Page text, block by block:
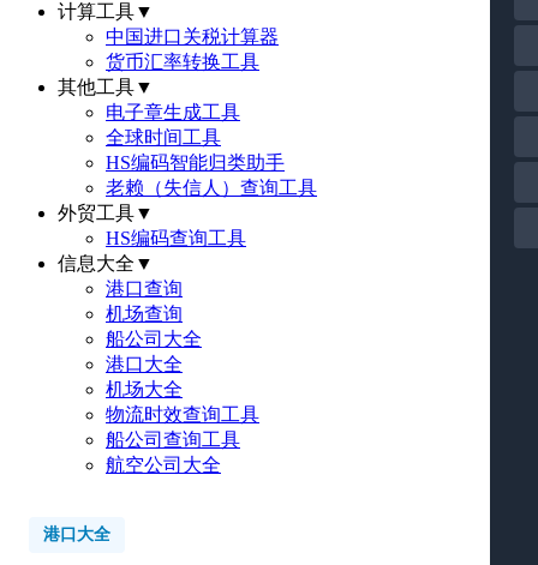
计算工具▼
中国进口关税计算器
货币汇率转换工具
其他工具▼
电子章生成工具
全球时间工具
HS编码智能归类助手
老赖（失信人）查询工具
外贸工具▼
HS编码查询工具
信息大全 ▼
港口查询
机场查询
船公司大全
港口大全
机场大全
物流时效查询工具
船公司查询工具
航空公司大全
港口大全